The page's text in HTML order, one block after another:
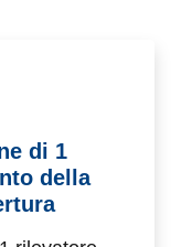
di 1
della